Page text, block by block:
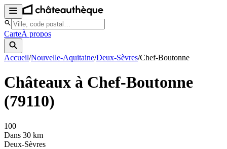
CarteÀ propos
Accueil/Nouvelle-Aquitaine/Deux-Sèvres/Chef-Boutonne
Châteaux à Chef-Boutonne
(79110)
100
Dans 30 km
Deux-Sèvres